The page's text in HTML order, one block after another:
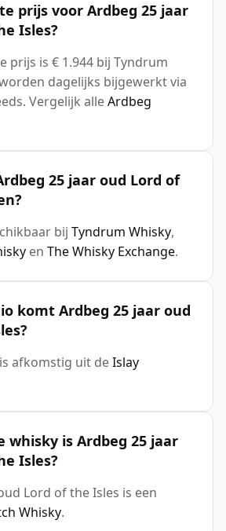
prijs voor Ardbeg 25 jaar
Isles?
prijs is € 1.944 bij Tyndrum
dagelijks bijgewerkt via
Vergelijk alleArdbeg
25 jaar oud Lord of
bij Tyndrum Whisky,
en The Whisky Exchange.
komt Ardbeg 25 jaar oud
afkomstig uit deIslay
whisky is Ardbeg 25 jaar
Isles?
Lord of the Isles is een
Whisky.